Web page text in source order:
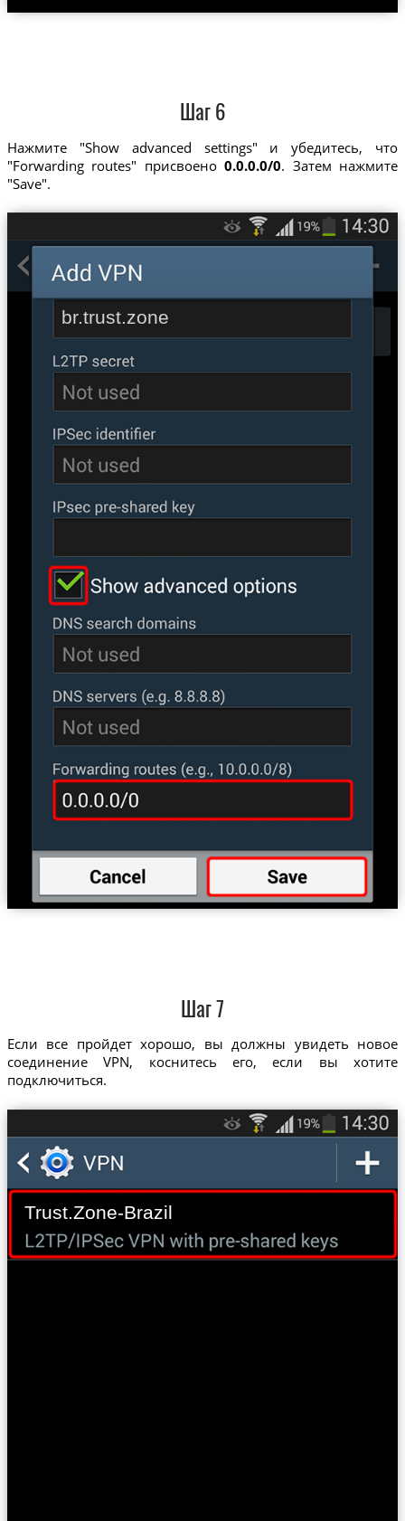
Шаг 6
Нажмите "Show advanced settings" и убедитесь, что
"Forwarding routes" присвоено0.0.0.0/0. Затем нажмите
"Save".
br.trust.zone
Шаг 7
Если все пройдет хорошо, вы должны увидеть новое
соединение VPN, коснитесь его, если вы хотите
подключиться.
Trust.Zone-Brazil